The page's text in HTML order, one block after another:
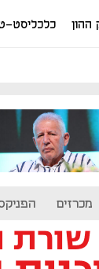
ההון כלכליסט-
מכרזים